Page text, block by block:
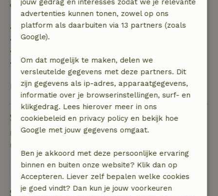
de borg terugbetaald:
• tot 42 dagen voor aankomst: 70% terugbetaald
• 42–28 dagen voor aankomst: 40% terugbetaald
• 28 dagen tot de aankomstdag: 10% terugbetaald
• op de aankomstdag of later: geen terugbetaling
Bekijk alles
Stel een vraag
Neem contact op met de verhuurder van het
natuurhuisje
Stuur een bericht
jouw gedrag en interesses zodat we je relevante
advertenties kunnen tonen, zowel op ons
platform als daarbuiten via 13 partners (zoals
Google).
Om dat mogelijk te maken, delen we
versleutelde gegevens met deze partners. Dit
zijn gegevens als ip-adres, apparaatgegevens,
informatie over je browserinstellingen, surf- en
klikgedrag. Lees hierover meer in ons
cookiebeleid en privacy policy en bekijk hoe
Google met jouw gegevens omgaat.
Ben je akkoord met deze persoonlijke ervaring
binnen en buiten onze website? Klik dan op
Accepteren. Liever zelf bepalen welke cookies
je goed vindt? Dan kun je jouw voorkeuren